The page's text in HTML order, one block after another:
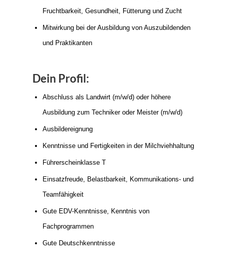
Fruchtbarkeit, Gesundheit, Fütterung und Zucht
Mitwirkung bei der Ausbildung von Auszubildenden
und Praktikanten
Dein Profil:
Abschluss als Landwirt (m/w/d) oder höhere
Ausbildung zum Techniker oder Meister (m/w/d)
Ausbildereignung
Kenntnisse und Fertigkeiten in der Milchviehhaltung
Führerscheinklasse T
Einsatzfreude, Belastbarkeit, Kommunikations- und
Teamfähigkeit
Gute EDV-Kenntnisse, Kenntnis von
Fachprogrammen
Gute Deutschkenntnisse